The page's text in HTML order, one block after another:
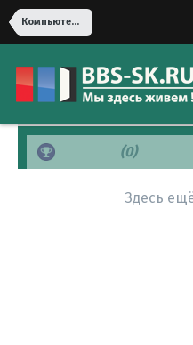
Компьютеры, оргтехника
(0)
Здесь